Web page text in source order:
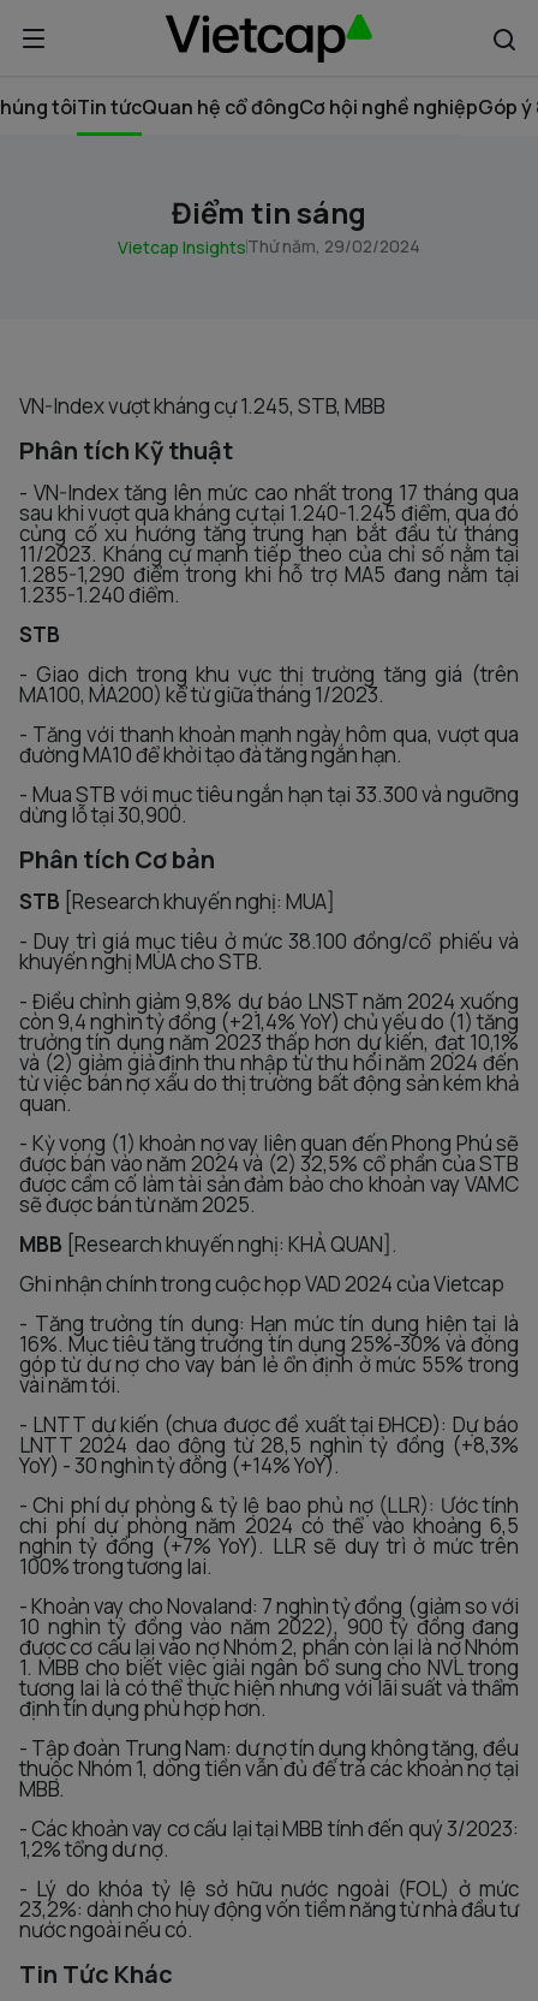
tôiTin tứcQuan hệ cổ đôngCơ hội nghề nghiệpGóp ý
Điểm tin sáng
Vietcap InsightsThứ năm, 29/02/2024
VN-Index vượt kháng cự 1.245, STB, MBB
Phân tích Kỹ thuật
- VN-Index tăng lên mức cao nhất trong 17 tháng qua
sau khi vượt qua kháng cự tại 1.240-1.245 điểm, qua đó
củng cố xu hướng tăng trung hạn bắt đầu từ tháng
11/2023. Kháng cự mạnh tiếp theo của chỉ số nằm tại
1.285-1,290 điểm trong khi hỗ trợ MA5 đang nằm tại
1.235-1.240 điểm.
STB
- Giao dịch trong khu vực thị trường tăng giá (trên
MA100, MA200) kể từ giữa tháng 1/2023.
- Tăng với thanh khoản mạnh ngày hôm qua, vượt qua
đường MA10 để khởi tạo đà tăng ngắn hạn.
- Mua STB với mục tiêu ngắn hạn tại 33.300 và ngưỡng
dừng lỗ tại 30,900.
Phân tích Cơ bản
STB [Research khuyến nghị: MUA]
- Duy trì giá mục tiêu ở mức 38.100 đồng/cổ phiếu và
khuyến nghị MUA cho STB.
- Điều chỉnh giảm 9,8% dự báo LNST năm 2024 xuống
còn 9,4 nghìn tỷ đồng (+21,4% YoY) chủ yếu do (1) tăng
trưởng tín dụng năm 2023 thấp hơn dự kiến, đạt 10,1%
và (2) giảm giả định thu nhập từ thu hồi năm 2024 đến
từ việc bán nợ xấu do thị trường bất động sản kém khả
quan.
- Kỳ vọng (1) khoản nợ vay liên quan đến Phong Phú sẽ
được bán vào năm 2024 và (2) 32,5% cổ phần của STB
được cầm cố làm tài sản đảm bảo cho khoản vay VAMC
sẽ được bán từ năm 2025.
MBB [Research khuyến nghị: KHẢ QUAN].
Ghi nhận chính trong cuộc họp VAD 2024 của Vietcap
- Tăng trưởng tín dụng: Hạn mức tín dụng hiện tại là
16%. Mục tiêu tăng trưởng tín dụng 25%-30% và đóng
góp từ dư nợ cho vay bán lẻ ổn định ở mức 55% trong
vài năm tới.
- LNTT dự kiến (chưa được đề xuất tại ĐHCĐ): Dự báo
LNTT 2024 dao động từ 28,5 nghìn tỷ đồng (+8,3%
YoY) - 30 nghìn tỷ đồng (+14% YoY).
- Chi phí dự phòng & tỷ lệ bao phủ nợ (LLR): Ước tính
chi phí dự phòng năm 2024 có thể vào khoảng 6,5
nghìn tỷ đồng (+7% YoY). LLR sẽ duy trì ở mức trên
100% trong tương lai.
- Khoản vay cho Novaland: 7 nghìn tỷ đồng (giảm so với
10 nghìn tỷ đồng vào năm 2022), 900 tỷ đồng đang
được cơ cấu lại vào nợ Nhóm 2, phần còn lại là nợ Nhóm
1. MBB cho biết việc giải ngân bổ sung cho NVL trong
tương lai là có thể thực hiện nhưng với lãi suất và thẩm
định tín dụng phù hợp hơn.
- Tập đoàn Trung Nam: dư nợ tín dụng không tăng, đều
thuộc Nhóm 1, dòng tiền vẫn đủ để trả các khoản nợ tại
MBB.
- Các khoản vay cơ cấu lại tại MBB tính đến quý 3/2023:
1,2% tổng dư nợ.
- Lý do khóa tỷ lệ sở hữu nước ngoài (FOL) ở mức
23,2%: dành cho huy động vốn tiềm năng từ nhà đầu tư
nước ngoài nếu có.
Tin Tức Khác